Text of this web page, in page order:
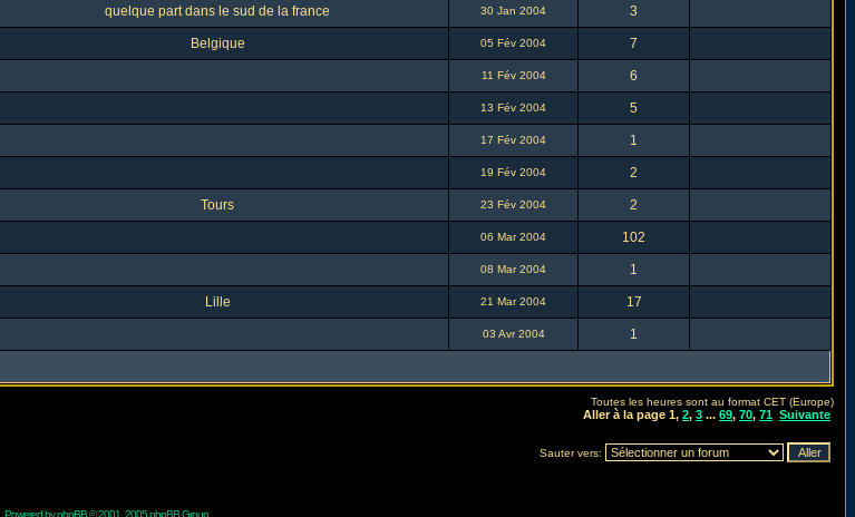
quelque part dans le sud de la france 30 Jan 2004 3
Belgique 05 Fév 2004 7
11 Fév 2004 6
13 Fév 2004 5
17 Fév 2004 1
19 Fév 2004 2
Tours 23 Fév 2004 2
06 Mar 2004 102
08 Mar 2004 1
Lille 21 Mar 2004 17
03 Avr 2004 1
Toutes les heures sont au format CET (Europe)
Aller à la page 1, 2, 3 ... 69, 70, 71 Suivante
Sauter vers:
Powered byphpBB© 2001, 2005 phpBB Group